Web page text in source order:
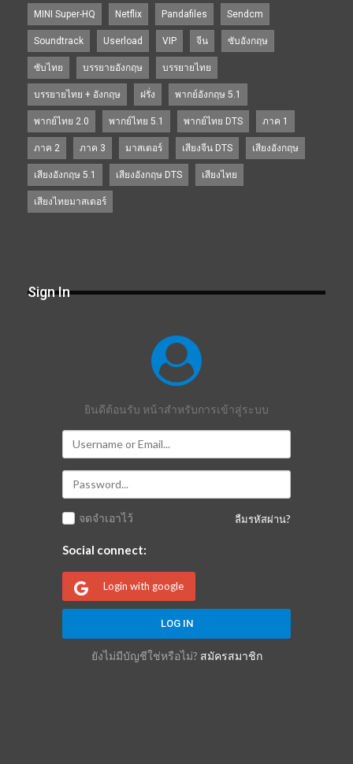
MINI Super-HQ Netflix Pandafiles Sendcm
Soundtrack Userload VIP จีน ซับอังกฤษ
ซับไทย บรรยายอังกฤษ บรรยายไทย
บรรยายไทย + อังกฤษ ฝรั่ง พากย์อังกฤษ 5.1
พากย์ไทย 2.0 พากย์ไทย 5.1 พากย์ไทย DTS ภาค 1
ภาค 2 ภาค 3 มาสเตอร์ เสียงจีน DTS เสียงอังกฤษ
เสียงอังกฤษ 5.1 เสียงอังกฤษ DTS เสียงไทย
เสียงไทยมาสเตอร์
Sign In
ยินดีต้อนรับ หน้าสำหรับการเข้าสู่ระบบ
ลืมรหัสผ่าน?
จดจำเอาไว้
Social connect:
Login with google
ยังไม่มีบัญชีใช่หรือไม่? สมัครสมาชิก